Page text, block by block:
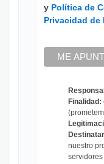
y Política de
Privacidad de
Finalidad:
nuestro